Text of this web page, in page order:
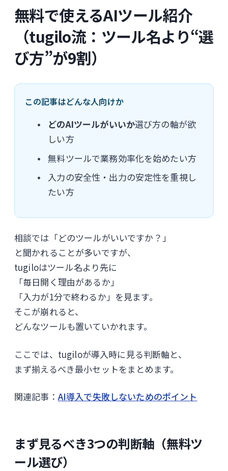
無料で使えるAIツール紹介
（tugilo流：ツール名より“選
び方”が9割）
この記事はどんな人向けか
どのAIツールがいいか選び方の軸が欲
しい方
無料ツールで業務効率化を始めたい方
入力の安全性・出力の安定性を重視し
たい方
相談では「どのツールがいいですか？」
と聞かれることが多いですが、
tugiloはツール名より先に
「毎日開く理由があるか」
「入力が1分で終わるか」を見ます。
そこが崩れると、
どんなツールも置いていかれます。
ここでは、tugiloが導入時に見る判断軸と、
まず揃えるべき最小セットをまとめます。
関連記事：AI導入で失敗しないためのポイント
まず見るべき3つの判断軸（無料ツ
ール選び）